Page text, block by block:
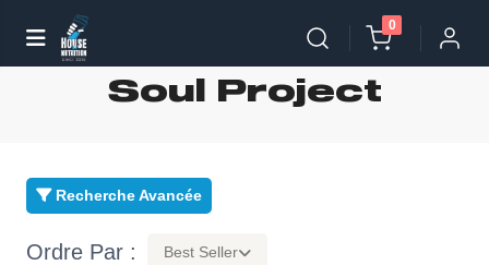
0
Soul Project
Recherche Avancée
Ordre Par : Best Seller